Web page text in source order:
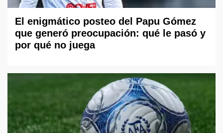
El enigmático posteo del Papu Gómez
que generó preocupación: qué le pasó y
por qué no juega